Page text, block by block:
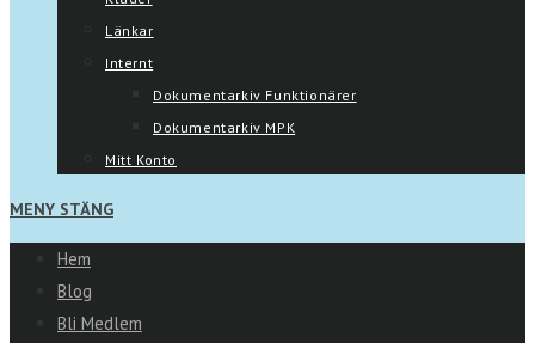
Länkar
Internt
Dokumentarkiv Funktionärer
Dokumentarkiv MPK
Mitt Konto
MENY STÄNG
Hem
Blog
Bli Medlem